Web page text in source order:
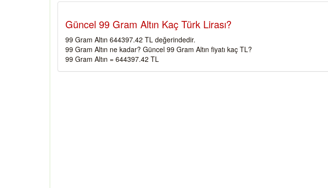
Güncel 99 Gram Altın Kaç Türk Lirası?
99 Gram Altın 644397.42 TL değerindedir.
99 Gram Altın ne kadar? Güncel 99 Gram Altın fiyatı kaç TL?
99 Gram Altın = 644397.42 TL